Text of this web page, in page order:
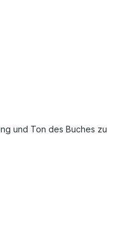
und Ton des Buches zu